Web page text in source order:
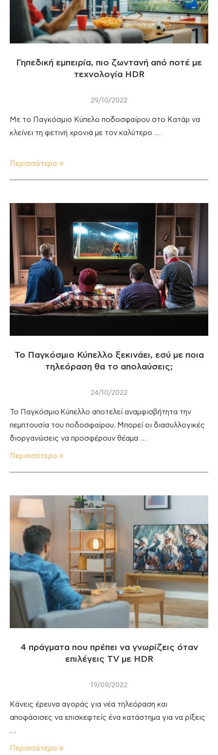
Γηπεδική εμπειρία, πιο ζωντανή από ποτέ με
τεχνολογία HDR
29/10/2022
Με το Παγκόσμιο Κύπελο ποδοσφαίρου στο Κατάρ να
κλείνει τη φετινή χρονιά με τον καλύτερο …
Περισσότερα
Το Παγκόσμιο Κύπελλο ξεκινάει, εσύ με ποια
τηλεόραση θα το απολαύσεις;
24/10/2022
Το Παγκόσμιο Κύπελλο αποτελεί αναμφισβήτητα την
πεμπτουσία του ποδοσφαίρου. Μπορεί οι διασυλλογικές
διοργανώσεις να προσφέρουν θέαμα …
Περισσότερα
4 πράγματα που πρέπει να γνωρίζεις όταν
επιλέγεις TV με HDR
19/09/2022
Κάνεις έρευνα αγοράς για νέα τηλεόραση και
αποφάσισες να επισκεφτείς ένα κατάστημα για να ρίξεις
…
Περισσότερα